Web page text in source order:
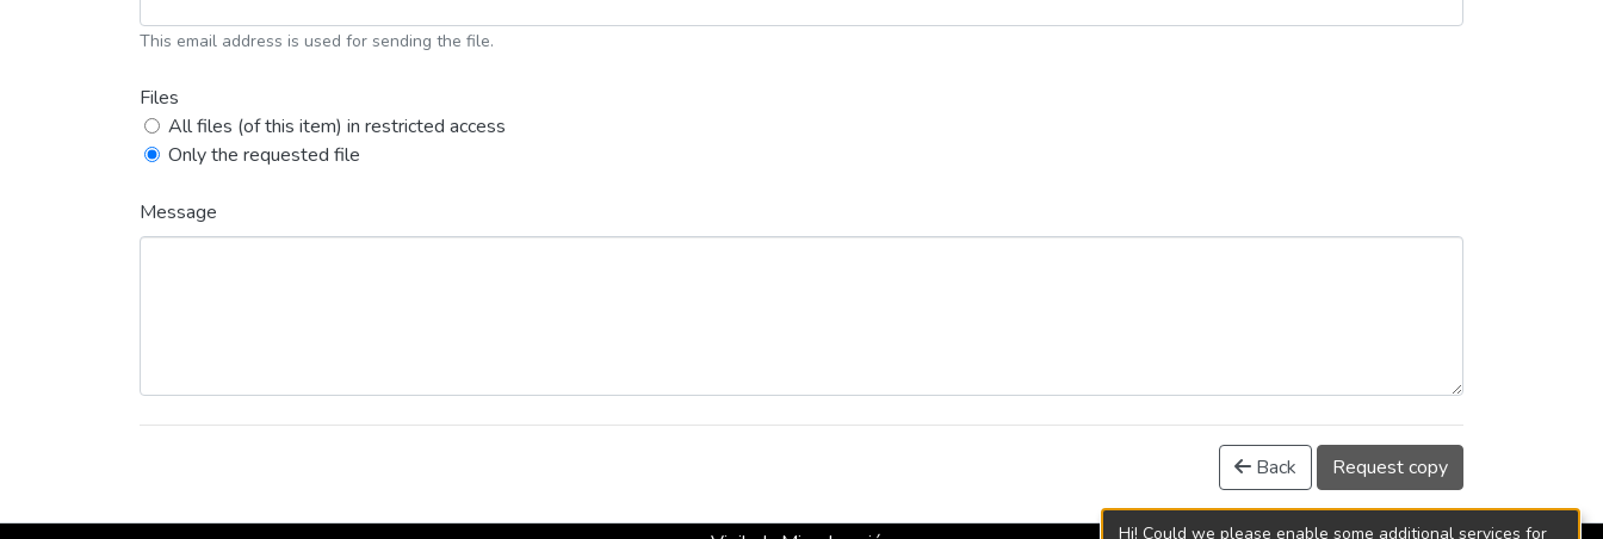
This email address is used for sending the file.
Files
All files (of this item) in restricted access
Only the requested file
Message
Back Request copy
Hi! Could we please enable some additional services for